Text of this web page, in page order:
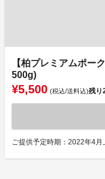
【柏プレミアムポー
500g)
¥5,500 (税込/送料込)残り
ご提供予定時期：2022年4月